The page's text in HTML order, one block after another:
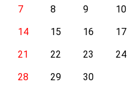
7
8 9 10
14
15 16 17
21
22 23 24
28
29 30